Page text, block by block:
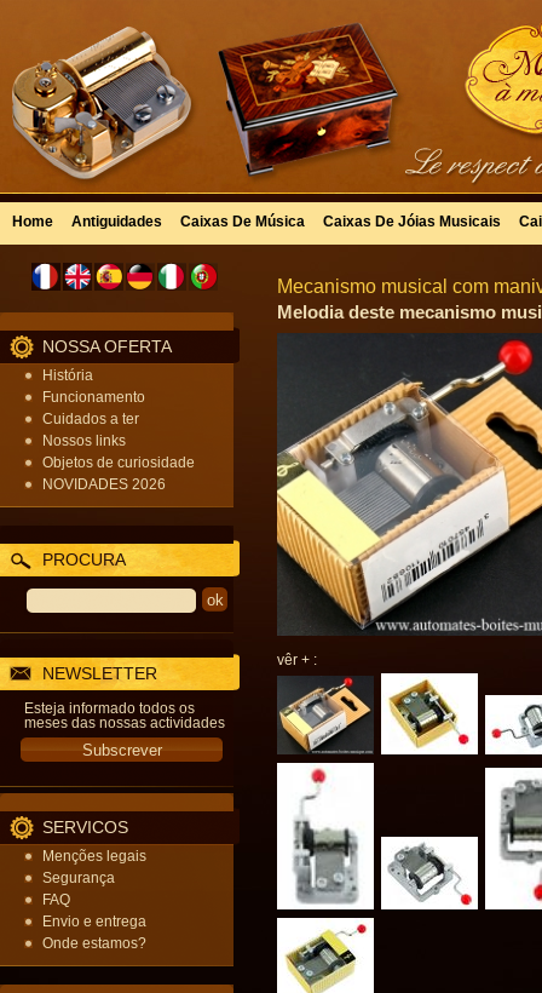
Home Antiguidades Caixas De Música Caixas De Jóias Musicais
NOSSA OFERTA
História
Funcionamento
Cuidados a ter
Nossos links
Objetos de curiosidade
NOVIDADES 2026
PROCURA
NEWSLETTER
Esteja informado todos os
meses das nossas actividades
SERVICOS
Menções legais
Segurança
FAQ
Envio e entrega
Onde estamos?
Mecanismo musical com
Melodia deste mecanismo
vêr + :